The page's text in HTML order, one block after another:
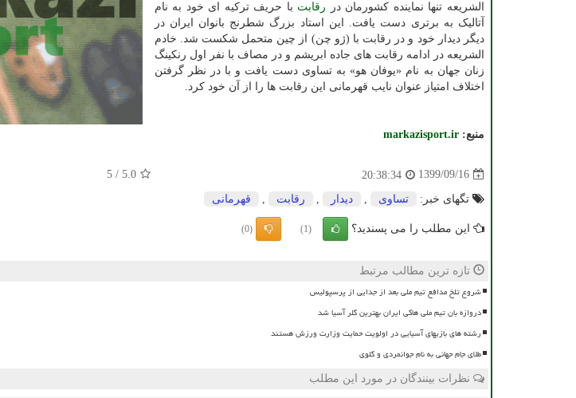
الشریعه تنها نماینده کشورمان در رقابت با حریف ترکیه ای خود به نام
آتالیک به برتری دست یافت. این استاد بزرگ شطرنج بانوان ایران در
دیگر دیدار خود و در رقابت با (ژو چن) از چین متحمل شکست شد. خادم
الشریعه در ادامه رقابت های جاده ابریشم و در مصاف با نفر اول رنکینگ
زنان جهان به نام «یوفان هو» به تساوی دست یافت و با در نظر گرفتن
اختلاف امتیاز عنوان نایب قهرمانی این رقابت ها را از آن خود کرد.
منبع: markazisport.ir
1399/09/16
20:38:34
5.0
/
5
تگهای خبر: تساوی دیدار رقابت قهرمانی
این مطلب را می پسندید؟ (1)
(0)
تازه ترین مطالب مرتبط
شروع تلخ مدافع تیم ملی بعد از جدایی از پرسپولیس
دروازه بان تیم ملی هاکی ایران بهترین گلر آسیا شد
رشته های بازیهای آسیایی در اولویت حمایت وزارت ورزش هستند
طلای جام جهانی به نام جوانمردی و گلوی
نظرات بینندگان در مورد این مطلب